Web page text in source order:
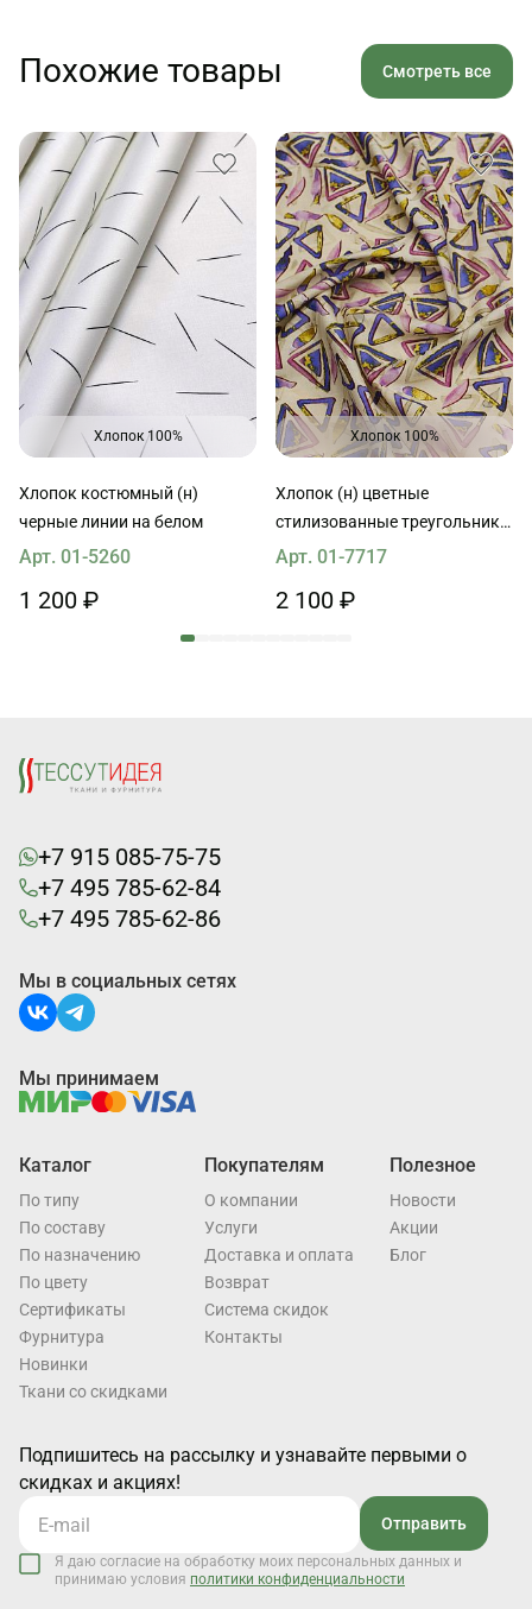
Похожие товары Смотреть все
Хлопок 100%
Хлопок костюмный (н)
черные линии на белом
Арт. 01-5260
1 200 ₽
Хлопок 100%
Хлопок (н) цветные
стилизованные треугольники
на бежевом
Арт. 01-7717
2 100 ₽
+7 915 085-75-75
+7 495 785-62-84
+7 495 785-62-86
Каталог
По типу
По составу
По назначению
По цвету
Cертификаты
Фурнитура
Новинки
Ткани со скидками
Покупателям
О компании
Услуги
Доставка и оплата
Возврат
Система скидок
Контакты
Полезное
Новости
Акции
Блог
Подпишитесь на рассылку и узнавайте первыми о
скидках и акциях!
Отправить
Я даю согласие на обработку моих персональных данных и
принимаю условия политики конфиденциальности
Мы в социальных сетях
Мы принимаем